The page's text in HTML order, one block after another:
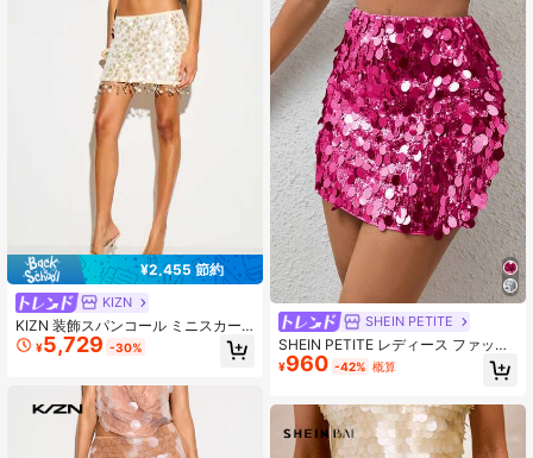
¥2,455 節約
KIZN
KIZN 装飾スパンコール ミニスカー
ト コインフリンジヘム スパンコール
オーバーレイ フェスティバル パーテ
¥5,729 -30%
SHEIN PETITE
SHEIN PETITE レディース ファッシ
ョナブル セクシー パーティー スパ
ンコール ミニスカート、小柄な女性
¥960 -42% 概算